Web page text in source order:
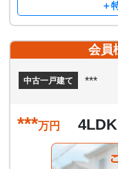
＋
会員
中古一戸建て ***
***万円 4LDK